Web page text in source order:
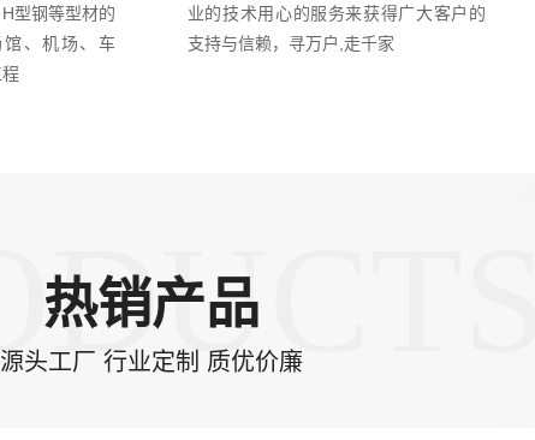
型钢等型材的
、机场、车
业的技术用心的服务来获得广大客户的
支持与信赖，寻万户,走千家
热销产品
源头工厂 行业定制 质优价廉